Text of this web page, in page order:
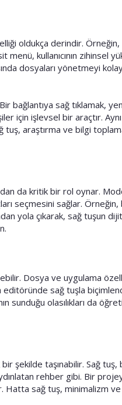
oldukça derindir.
kullanıcının zihinsel
dosyaları yönetmeyi
bağlantıya sağ tıklamak,
için işlevsel bir araçtır.
tuş, araştırma ve bilgi
da kritik bir rol oynar.
seçmesini sağlar.
yola çıkarak, sağ tuşun
Dosya ve uygulama
sağ tuşla
olasılıkları da
şekilde taşınabilir. Sağ
rehber gibi. Bir
sağ tuş, minimalizm ve